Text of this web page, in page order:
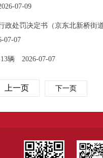
07-09
政处罚决定书（京东北新桥街
07-07
辆 2026-07-07
上一页 下一页